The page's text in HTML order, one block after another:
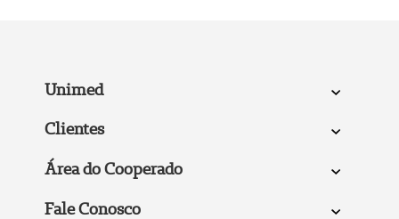
Unimed
Clientes
Área do Cooperado
Fale Conosco